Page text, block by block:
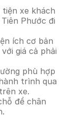
xe khách
Phước đi
ích cơ bản
giá cả phải
phù hợp
trình qua
xe.
để chân